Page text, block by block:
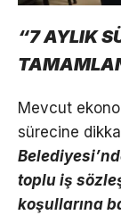
“7 AYLIK
Mevcut
sürecine
toplu iş
koşullarına